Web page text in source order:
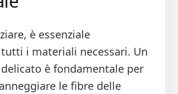
è essenziale
i materiali necessari. Un
è fondamentale per
le fibre delle